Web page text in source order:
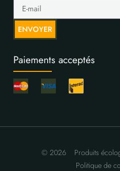
ENVOYER
Paiements acceptés
© 2026
Produits
Politique de